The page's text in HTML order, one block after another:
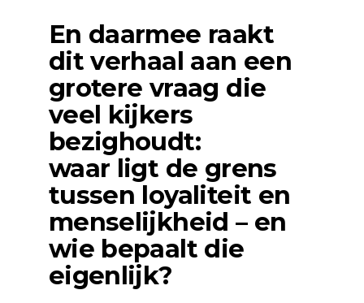
En daarmee raakt
dit verhaal aan een
grotere vraag die
veel kijkers
bezighoudt:
waar ligt de grens
tussen loyaliteit en
menselijkheid – en
wie bepaalt die
eigenlijk?